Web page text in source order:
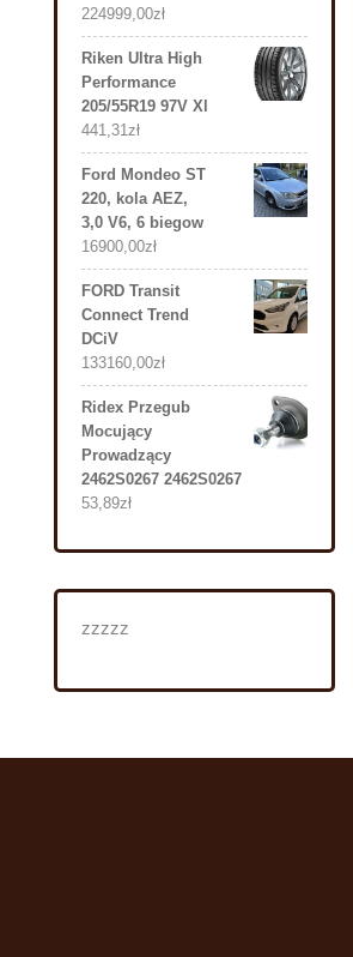
224999,00zł
Riken Ultra High
Performance
205/55R19 97V Xl
441,31zł
Ford Mondeo ST
220, kola AEZ,
3,0 V6, 6 biegow
16900,00zł
FORD Transit
Connect Trend
DCiV
133160,00zł
Ridex Przegub
Mocujący
Prowadzący
2462S0267 2462S0267
53,89zł
zzzzz